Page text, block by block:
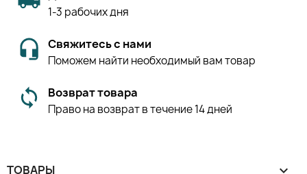
1-3 рабочих дня
Свяжитесь с нами
Поможем найти необходимый вам товар
Возврат товара
Право на возврат в течение 14 дней
ТОВАРЫ 